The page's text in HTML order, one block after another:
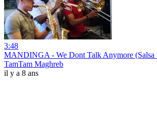
3:48
MANDINGA - We Dont Talk Anymore (Salsa
TamTam Maghreb
il y a 8 ans